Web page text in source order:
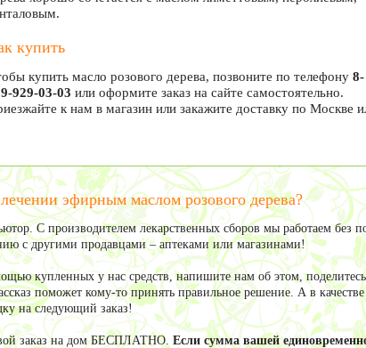
купить
купить масло розового дерева, позвоните по телефону 8-
929-03-03 или оформите заказ на сайте самостоятельно.
к нам в магазин или закажите доставку по Москве
эфирным маслом розового дерева?
С производителем лекарственных сборов мы работаем без
с другими продавцами – аптеками или магазинами!
купленных у нас средств, напишите нам об этом,
поможет кому-то принять правильное решение. А в качестве
на следующий заказ!
заказ на дом БЕСПЛАТНО. Если сумма вашей